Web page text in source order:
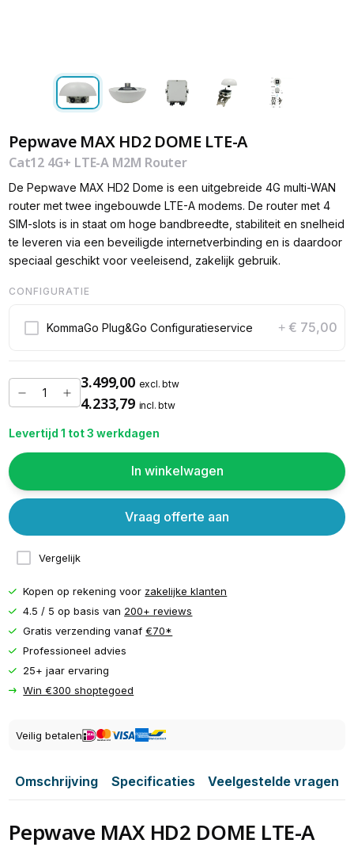
Pepwave MAX HD2 DOME LTE-A
Cat12 4G+ LTE-A M2M Router
De Pepwave MAX HD2 Dome is een uitgebreide 4G multi-WAN
router met twee ingebouwde LTE-A modems. De router met 4
SIM-slots is in staat om hoge bandbreedte, stabiliteit en snelheid
te leveren via een beveiligde internetverbinding en is daardoor
speciaal geschikt voor veeleisend, zakelijk gebruik.
CONFIGURATIE
KommaGo Plug&Go Configuratieservice + € 75,00
3.499,00 excl. btw
4.233,79 incl. btw
Levertijd 1 tot 3 werkdagen
In winkelwagen
Vergelijk
Vraag offerte aan
Kopen op rekening voor zakelijke klanten
4.5 / 5 op basis van 200+ reviews
Gratis verzending vanaf€70*
Professioneel advies
25+ jaar ervaring
Win €300 shoptegoed
Veilig betalen
Omschrijving Specificaties Veelgestelde vragen
Pepwave MAX HD2 DOME LTE-A